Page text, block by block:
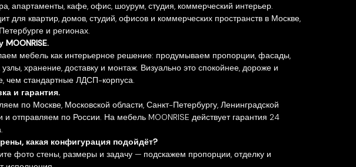
апартаменты, кафе, офис, шоурум, студия, коммерческий интерьер.
для квартир, домов, студий, офисов и коммерческих пространств в Москве,
и регионах.
MOONRISE.
мебель как интерьерное решение: продумываем пропорции, фасады,
узлы, хранение, доставку и монтаж. Визуально это спокойнее, дороже и
чем стандартные ЛДСП-корпуса.
и гарантия.
по Москве, Московской области, Санкт-Петербургу, Ленинградской
и отправляем по России. На мебель MOONRISE действует гарантия 24
какая конфигурация подойдёт?
фото стены, размеры и задачу — подскажем пропорции, отделку и